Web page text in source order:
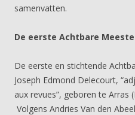
samenvatten.
De eerste Achtbare
De eerste en stichtende
Joseph Edmond Delecourt,
aux revues”, geboren te Arras
Volgens Andries Van den